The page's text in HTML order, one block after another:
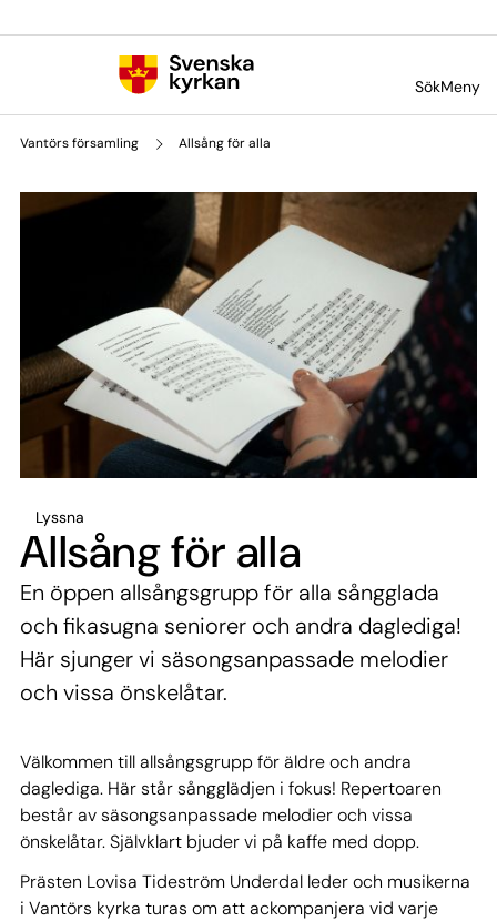
SökMeny
Vantörs församling Allsång för alla
Lyssna
Allsång för alla
En öppen allsångsgrupp för alla sångglada
och fikasugna seniorer och andra daglediga!
Här sjunger vi säsongsanpassade melodier
och vissa önskelåtar.
Välkommen till allsångsgrupp för äldre och andra
daglediga. Här står sångglädjen i fokus! Repertoaren
består av säsongsanpassade melodier och vissa
önskelåtar. Självklart bjuder vi på kaffe med dopp.
Prästen Lovisa Tideström Underdal leder och musikerna
i Vantörs kyrka turas om att ackompanjera vid varje